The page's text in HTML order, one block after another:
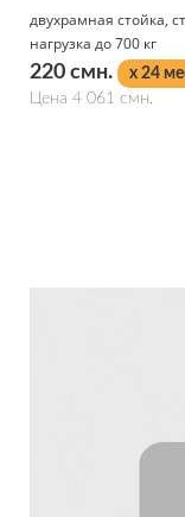
двухрамная стойка,
нагрузка до 700 кг
220 смн.
x 24
Цена 4 061 смн.